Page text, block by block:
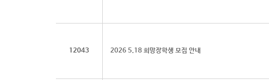
12043 2026 5.18 희망장학생 모집 안내